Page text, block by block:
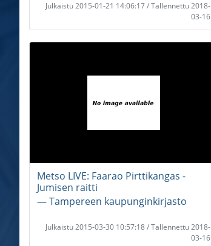
Julkaistu 2015-01-21 14:06:17 / Tallennettu 2018-
03-16
Metso LIVE: Faarao Pirttikangas -
Jumisen raitti
― Tampereen kaupunginkirjasto
Julkaistu 2015-03-30 10:57:18 / Tallennettu 2018-
03-16